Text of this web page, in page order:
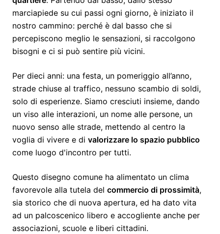
marciapiede su cui passi ogni giorno, è iniziato il
nostro cammino: perché è dal basso che si
percepiscono meglio le sensazioni, si raccolgono
bisogni e ci si può sentire più vicini.
Per dieci anni: una festa, un pomeriggio all’anno,
strade chiuse al traffico, nessuno scambio di soldi,
solo di esperienze. Siamo cresciuti insieme, dando
un viso alle interazioni, un nome alle persone, un
nuovo senso alle strade, mettendo al centro la
voglia di vivere e di valorizzare lo spazio pubblico
come luogo d'incontro per tutti.
Questo disegno comune ha alimentato un clima
favorevole alla tutela del commercio di prossimità,
sia storico che di nuova apertura, ed ha dato vita
ad un palcoscenico libero e accogliente anche per
associazioni, scuole e liberi cittadini.